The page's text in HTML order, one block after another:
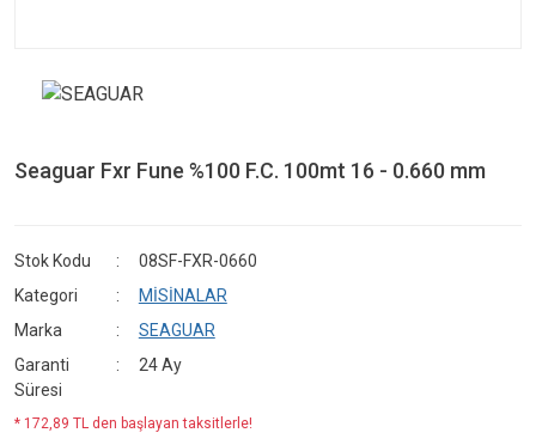
Seaguar Fxr Fune %100 F.C. 100mt 16 - 0.660 mm
Stok Kodu
08SF-FXR-0660
Kategori
MİSİNALAR
Marka
SEAGUAR
Garanti
Süresi
24 Ay
* 172,89 TL den başlayan taksitlerle!